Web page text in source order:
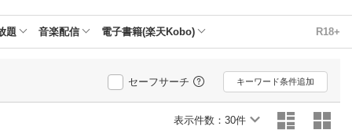
動画配信
楽天TV
動画配信ガイド
題 音楽配信 電子書籍(楽天Kobo) R18+
セーフサーチ キーワード条件追加
表示件数： 30件